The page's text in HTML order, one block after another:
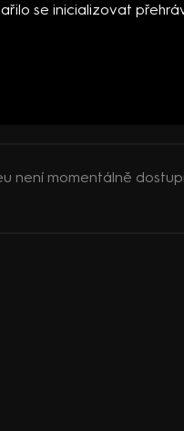
se inicializovat
není momentálně